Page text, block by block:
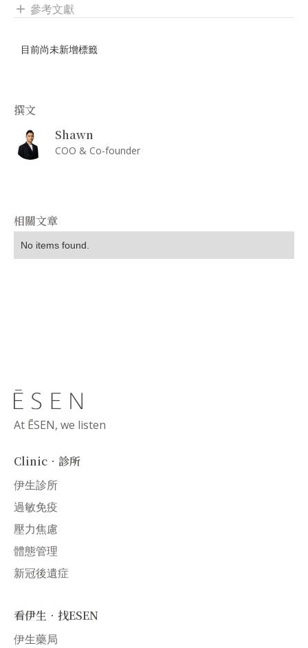
add 參考文獻
目前尚未新增標籤
撰文
Shawn
COO & Co-founder
相關文章
No items found.
At ĒSEN, we listen
Clinic．診所
伊生診所
過敏免疫
壓力焦慮
體態管理
新冠後遺症
看伊生．找ESEN
伊生藥局